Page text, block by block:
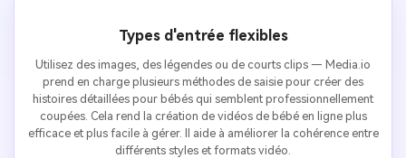
Types d'entrée flexibles
Utilisez des images, des légendes ou de courts clips — Media.io
prend en charge plusieurs méthodes de saisie pour créer des
histoires détaillées pour bébés qui semblent professionnellement
coupées. Cela rend la création de vidéos de bébé en ligne plus
efficace et plus facile à gérer. Il aide à améliorer la cohérence entre
différents styles et formats vidéo.